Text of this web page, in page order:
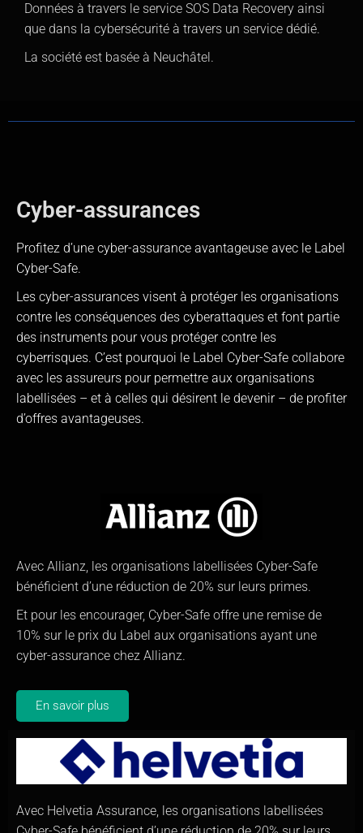
Données à travers le service SOS Data Recovery ainsi
que dans la cybersécurité à travers un service dédié.
La société est basée à Neuchâtel.
Cyber-assurances
Profitez d’une cyber-assurance avantageuse avec le Label
Cyber-Safe.
Les cyber-assurances visent à protéger les organisations
contre les conséquences des cyberattaques et font partie
des instruments pour vous protéger contre les
cyberrisques. C’est pourquoi le Label Cyber-Safe collabore
avec les assureurs pour permettre aux organisations
labellisées – et à celles qui désirent le devenir – de profiter
d’offres avantageuses.
Avec Allianz, les organisations labellisées Cyber-Safe
bénéficient d’une réduction de 20% sur leurs primes.
Et pour les encourager, Cyber-Safe offre une remise de
10% sur le prix du Label aux organisations ayant une
cyber-assurance chez Allianz.
En savoir plus
Avec Helvetia Assurance, les organisations labellisées